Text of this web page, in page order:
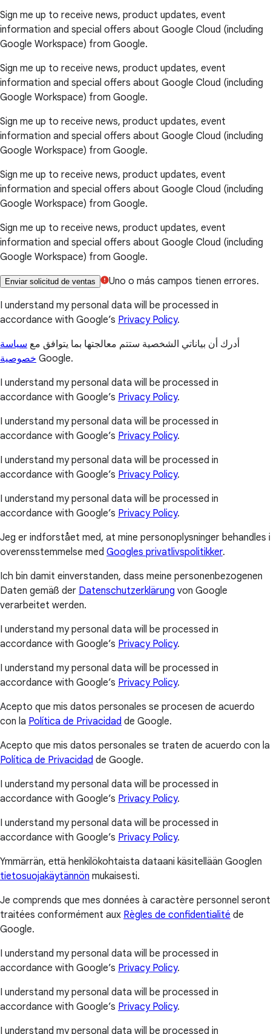
Sign me up to receive news, product updates, event
information and special offers about Google Cloud (including
Google Workspace) from Google.
Sign me up to receive news, product updates, event
information and special offers about Google Cloud (including
Google Workspace) from Google.
Sign me up to receive news, product updates, event
information and special offers about Google Cloud (including
Google Workspace) from Google.
Sign me up to receive news, product updates, event
information and special offers about Google Cloud (including
Google Workspace) from Google.
Sign me up to receive news, product updates, event
information and special offers about Google Cloud (including
Google Workspace) from Google.
Enviar solicitud de ventas
Uno o más campos tienen errores.
I understand my personal data will be processed in
accordance with Google’s Privacy Policy.
أدرك أن بياناتي الشخصية ستتم معالجتها بما يتوافق مع سياسة
خصوصية Google.
I understand my personal data will be processed in
accordance with Google’s Privacy Policy.
I understand my personal data will be processed in
accordance with Google’s Privacy Policy.
I understand my personal data will be processed in
accordance with Google’s Privacy Policy.
I understand my personal data will be processed in
accordance with Google’s Privacy Policy.
Jeg er indforstået med, at mine personoplysninger behandles i
overensstemmelse med Googles privatlivspolitikker.
Ich bin damit einverstanden, dass meine personenbezogenen
Daten gemäß der Datenschutzerklärung von Google
verarbeitet werden.
I understand my personal data will be processed in
accordance with Google’s Privacy Policy.
I understand my personal data will be processed in
accordance with Google’s Privacy Policy.
Acepto que mis datos personales se procesen de acuerdo
con la Política de Privacidad de Google.
Acepto que mis datos personales se traten de acuerdo con la
Política de Privacidad de Google.
I understand my personal data will be processed in
accordance with Google’s Privacy Policy.
I understand my personal data will be processed in
accordance with Google’s Privacy Policy.
Ymmärrän, että henkilökohtaista dataani käsitellään Googlen
tietosuojakäytännön mukaisesti.
Je comprends que mes données à caractère personnel seront
traitées conformément aux Règles de confidentialité de
Google.
I understand my personal data will be processed in
accordance with Google’s Privacy Policy.
I understand my personal data will be processed in
accordance with Google’s Privacy Policy.
I understand my personal data will be processed in